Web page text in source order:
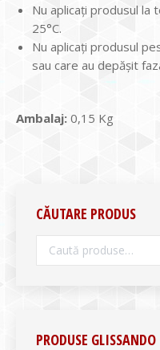
Nu aplicaţi produsul la
25°C.
Nu aplicaţi produsul
sau care au depăşit
Ambalaj: 0,15 Kg
CĂUTARE PRODUS
PRODUSE GLISSANDO